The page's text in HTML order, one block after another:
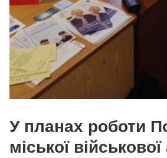
У планах роботи
міської